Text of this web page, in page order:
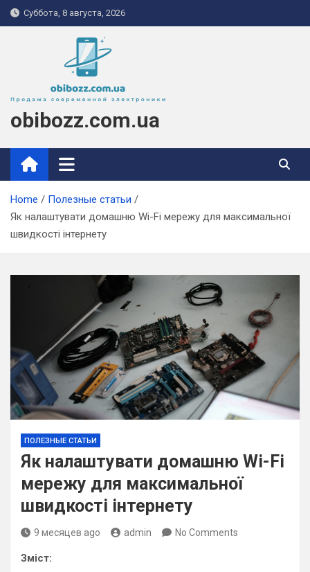
Skip
to
Суббота, 8 августа, 2026
obibozz.com.ua
Home
Полезные статьи
Як налаштувати домашню Wi-Fi мережу для максимальної
швидкості інтернету
ПОЛЕЗНЫЕ СТАТЬИ
Як налаштувати домашню Wi-Fi
мережу для максимальної
швидкості інтернету
9 месяцев ago admin No Comments
Зміст: